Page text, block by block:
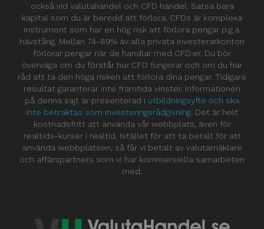
också vid valutahandel och CFD handel. Satsa bara
kapital som du är beredd att förlora. CFDs är komplexa
instrument som har en hög risk att förlora pengar p.g.a.
hävstång. Mellan 74-89% av alla privata investerarkonton
förlorar pengar när de handlar med CFD:er. Du bör
överväga om du förstår hur CFD fungerar och om du har
råd att ta den höga risken att förlora dina pengar. Tidigare
resultat garanterar inte framtida vinster. Informationen
på denna sajt är presenterad i utbildningsyfte och ska
inte betraktas som investeringsrådgivning . Det är helt
kostnadsfritt att använda vår webbplats, även för
realtids-kurser i realtid. Istället för att ta betalt för att
använda webbplatsen, så får vi betalt av valutamäklare
och affärspartners som vi har kommersiella samarbeten
med.